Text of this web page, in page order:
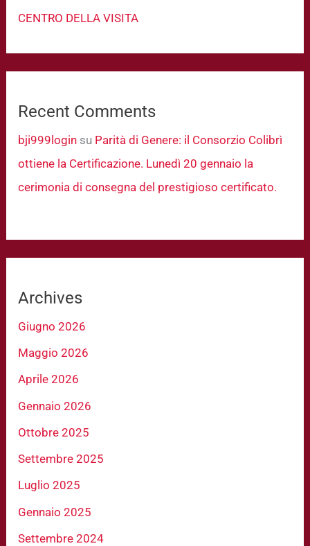
CENTRO DELLA VISITA
Recent Comments
bji999login su Parità di Genere: il Consorzio Colibrì
ottiene la Certificazione. Lunedì 20 gennaio la
cerimonia di consegna del prestigioso certificato.
Archives
Giugno 2026
Maggio 2026
Aprile 2026
Gennaio 2026
Ottobre 2025
Settembre 2025
Luglio 2025
Gennaio 2025
Settembre 2024